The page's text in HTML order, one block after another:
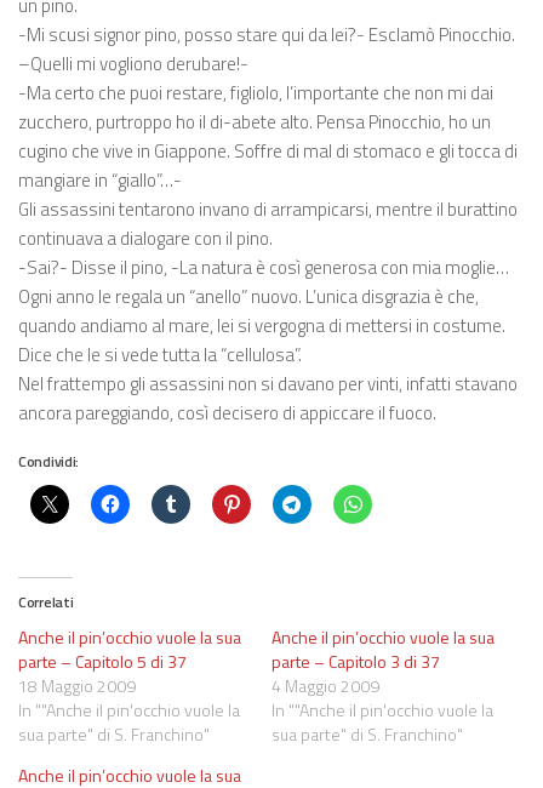
-Mi scusi signor pino, posso stare qui da lei?- Esclamò Pinocchio.
–Quelli mi vogliono derubare!-
-Ma certo che puoi restare, figliolo, l’importante che non mi dai
zucchero, purtroppo ho il di-abete alto. Pensa Pinocchio, ho un
cugino che vive in Giappone. Soffre di mal di stomaco e gli tocca di
mangiare in “giallo”…-
Gli assassini tentarono invano di arrampicarsi, mentre il burattino
continuava a dialogare con il pino.
-Sai?- Disse il pino, -La natura è così generosa con mia moglie…
Ogni anno le regala un “anello” nuovo. L’unica disgrazia è che,
quando andiamo al mare, lei si vergogna di mettersi in costume.
Dice che le si vede tutta la “cellulosa”.
Nel frattempo gli assassini non si davano per vinti, infatti stavano
ancora pareggiando, così decisero di appiccare il fuoco.
Condividi:
Correlati
Anche il pin’occhio vuole la sua
parte – Capitolo 5 di 37
18 Maggio 2009
In ""Anche il pin'occhio vuole la
sua parte" di S. Franchino"
Anche il pin’occhio vuole la sua
parte – Capitolo 3 di 37
4 Maggio 2009
In ""Anche il pin'occhio vuole la
sua parte" di S. Franchino"
Anche il pin’occhio vuole la sua